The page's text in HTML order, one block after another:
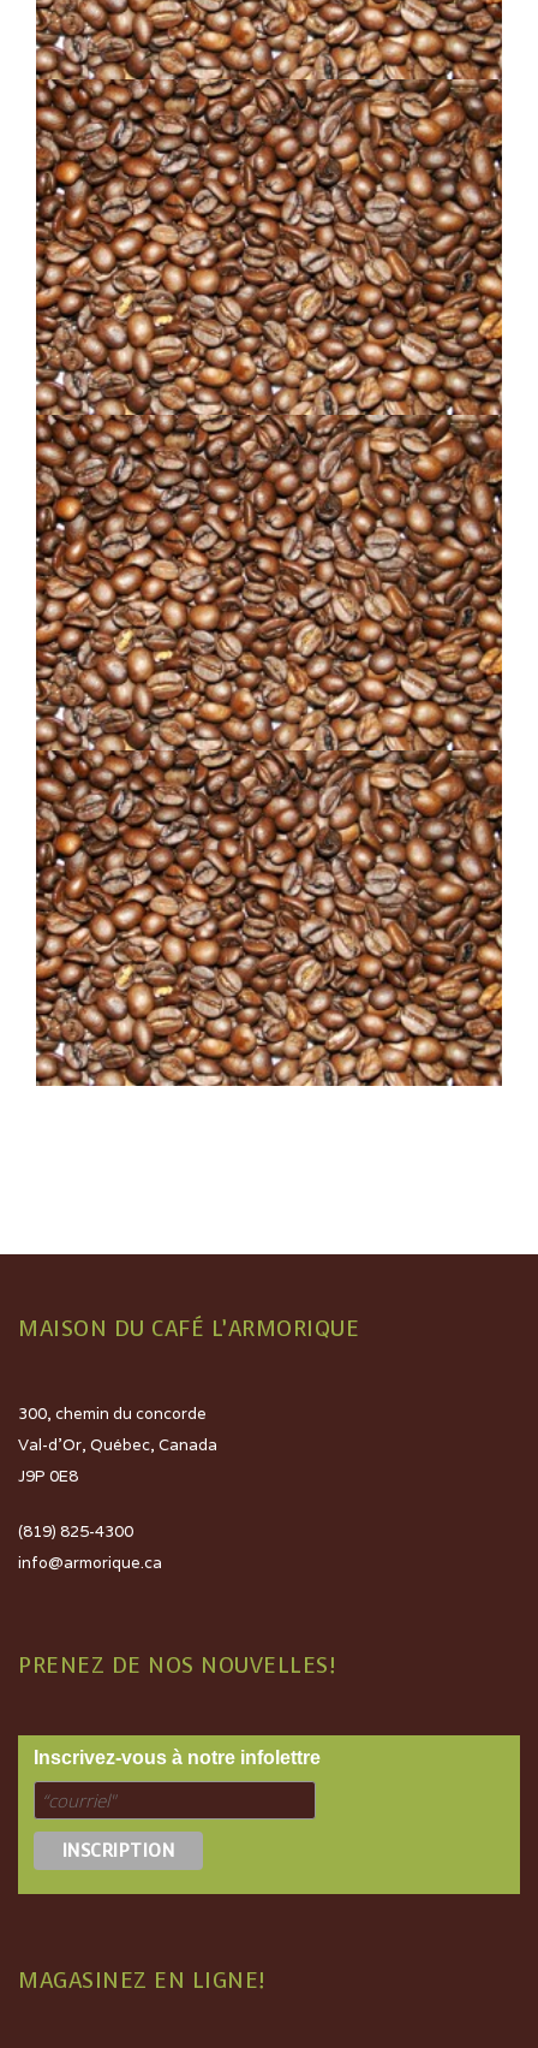
MÉLANGE SPÉCIAL
MOKA JAVA
DÉCAFÉINÉ 97%
COLOMBIEN
MAISON DU CAFÉ L’ARMORIQUE
300, chemin du concorde
Val-d’Or, Québec, Canada
J9P 0E8
(819) 825-4300
info@armorique.ca
PRENEZ DE NOS NOUVELLES!
Inscrivez-vous à notre infolettre
MAGASINEZ EN LIGNE!